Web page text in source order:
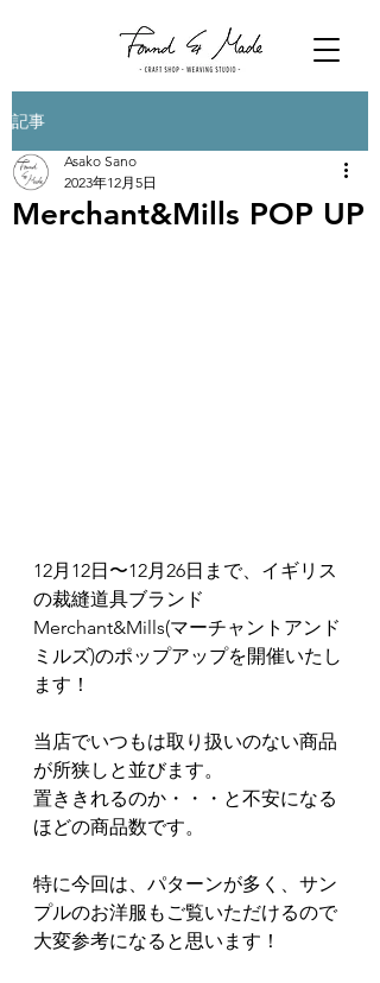
記事
Merchant&Mills POP UP
Asako Sano
2023年12月5日
12月12日〜12月26日まで、イギリス
の裁縫道具ブランド
Merchant&Mills(マーチャントアンド
ミルズ)のポップアップを開催いたし
ます！
当店でいつもは取り扱いのない商品
が所狭しと並びます。
置ききれるのか・・・と不安になる
ほどの商品数です。
特に今回は、パターンが多く、サン
プルのお洋服もご覧いただけるので
大変参考になると思います！